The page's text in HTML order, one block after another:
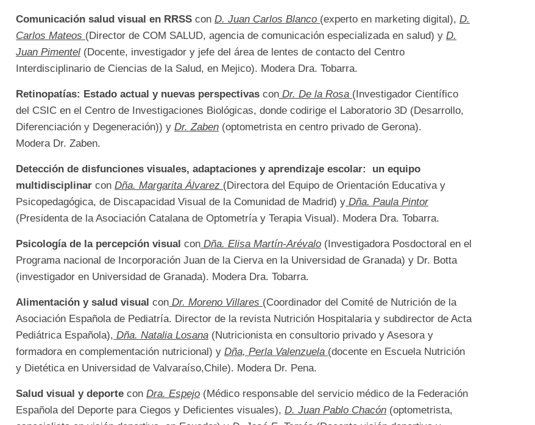
Comunicación salud visual en RRSS con D. Juan Carlos Blanco (experto en marketing digital), D.
Carlos Mateos (Director de COM SALUD, agencia de comunicación especializada en salud) y D.
Juan Pimentel (Docente, investigador y jefe del área de lentes de contacto del Centro
Interdisciplinario de Ciencias de la Salud, en Mejico). Modera Dra. Tobarra.
Retinopatías: Estado actual y nuevas perspectivas con Dr. De la Rosa (Investigador Científico
del CSIC en el Centro de Investigaciones Biológicas, donde codirige el Laboratorio 3D (Desarrollo,
Diferenciación y Degeneración)) y Dr. Zaben (optometrista en centro privado de Gerona).
Modera Dr. Zaben.
Detección de disfunciones visuales, adaptaciones y aprendizaje escolar: un equipo
multidisciplinar con Dña. Margarita Álvarez (Directora del Equipo de Orientación Educativa y
Psicopedagógica, de Discapacidad Visual de la Comunidad de Madrid) y Dña. Paula Pintor
(Presidenta de la Asociación Catalana de Optometría y Terapia Visual). Modera Dra. Tobarra.
Psicología de la percepción visual con Dña. Elisa Martín-Arévalo (Investigadora Posdoctoral en el
Programa nacional de Incorporación Juan de la Cierva en la Universidad de Granada) y Dr. Botta
(investigador en Universidad de Granada). Modera Dra. Tobarra.
Alimentación y salud visual con Dr. Moreno Villares (Coordinador del Comité de Nutrición de la
Asociación Española de Pediatría. Director de la revista Nutrición Hospitalaria y subdirector de Acta
Pediátrica Española), Dña. Natalia Losana (Nutricionista en consultorio privado y Asesora y
formadora en complementación nutricional) y Dña, Perla Valenzuela (docente en Escuela Nutrición
y Dietética en Universidad de Valvaraíso,Chile). Modera Dr. Pena.
Salud visual y deporte con Dra. Espejo (Médico responsable del servicio médico de la Federación
Española del Deporte para Ciegos y Deficientes visuales), D. Juan Pablo Chacón (optometrista,